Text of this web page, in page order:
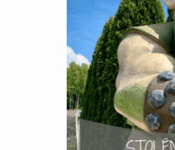
pieczenie chleba -
plaże nad morzem
przewodnicy
punkty widokowe